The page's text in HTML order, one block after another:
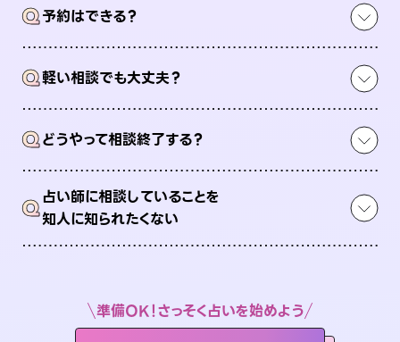
Q予約はできる？
Q軽い相談でも大丈夫？
Qどうやって相談終了する？
Q占い師に相談していることを
知人に知られたくない
準備OK！さっそく占いを始めよう